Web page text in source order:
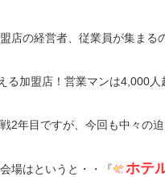
店の経営者、従業員が集まる
る加盟店！営業マンは4,000人
2年目ですが、今回も中々の
場はというと・・『 ホテ